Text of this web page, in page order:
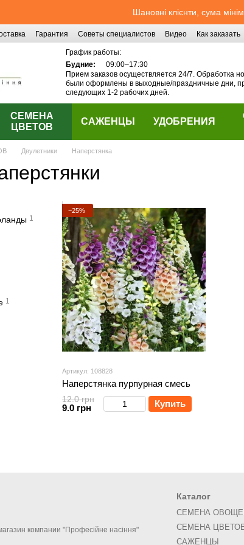
Шановні клієнти, сума
Гарантия Советы специалистов Видео Как заказать
График работы:
Будние:
09:00–17:30
Прием заказов осуществляется 24/7. Обработка
были оформлены в выходные/праздничные дни,
следующих 1-2 рабочих дней.
СЕМЕНА
ЦВЕТОВ
САЖЕНЦЫ УДОБРЕНИЯ
Двулетники Наперстянка
−25%
Артикул: 108828
Наперстянка пурпурная смесь
12.0 грн
9.0 грн Купить
1
1
компании "Професійне насіння"
Каталог
СЕМЕНА
СЕМЕНА
САЖЕНЦЫ